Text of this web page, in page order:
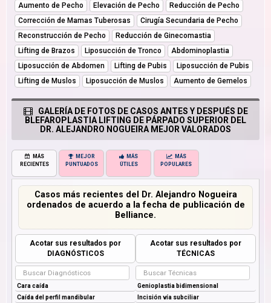
Aumento de Pecho
Elevación de Pecho
Reducción de Pecho
Corrección de Mamas Tuberosas
Cirugía Secundaria de Pecho
Reconstrucción de Pecho
Reducción de Ginecomastia
Lifting de Brazos
Liposucción de Tronco
Abdominoplastia
Liposucción de Abdomen
Lifting de Pubis
Liposucción de Pubis
Lifting de Muslos
Liposucción de Muslos Aumento de Gemelos
GALERÍA DE FOTOS DE CASOS ANTES Y DESPUÉS DE
BLEFAROPLASTIA LIFTING DE PÁRPADO SUPERIOR DEL
DR. ALEJANDRO NOGUEIRA MEJOR VALORADOS
MÁS
RECIENTES
MEJOR
PUNTUADOS
MÁS
ÚTILES
MÁS
POPULARES
Casos más recientes del Dr. Alejandro Nogueira
ordenados de acuerdo a la fecha de publicación de
Belliance.
Acotar sus resultados por
DIAGNÓSTICOS
Acotar sus resultados por
TÉCNICAS